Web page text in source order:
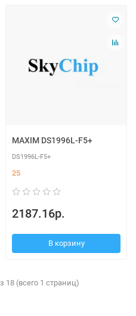
MAXIM DS1996L-F5+
DS1996L-F5+
25
2187.16р.
В корзину
18 (всего 1 страниц)